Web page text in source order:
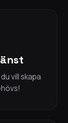
vill skapa